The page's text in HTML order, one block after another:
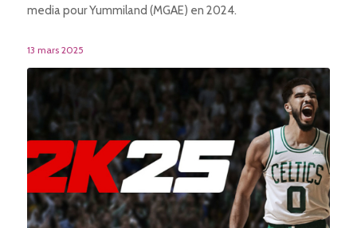
media pour Yummiland (MGAE) en 2024.
13 mars 2025